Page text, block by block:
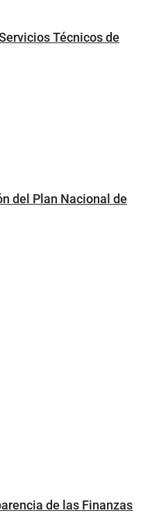
Técnicos de
del Plan Nacional de
de las Finanzas